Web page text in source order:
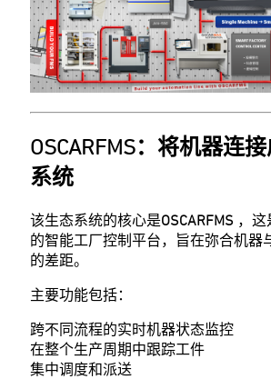
OSCARFMS：将机器连
系统
该生态系统的核心是OSCARFMS ，这
的智能工厂控制平台，旨在弥合机器
的差距。
主要功能包括：
跨不同流程的实时机器状态监控
在整个生产周期中跟踪工件
集中调度和派送